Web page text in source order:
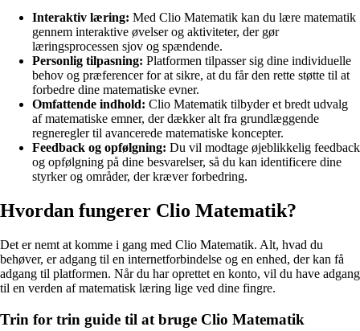
Interaktiv læring: Med Clio Matematik kan du lære matematik
gennem interaktive øvelser og aktiviteter, der gør
læringsprocessen sjov og spændende.
Personlig tilpasning: Platformen tilpasser sig dine individuelle
behov og præferencer for at sikre, at du får den rette støtte til at
forbedre dine matematiske evner.
Omfattende indhold: Clio Matematik tilbyder et bredt udvalg
af matematiske emner, der dækker alt fra grundlæggende
regneregler til avancerede matematiske koncepter.
Feedback og opfølgning: Du vil modtage øjeblikkelig feedback
og opfølgning på dine besvarelser, så du kan identificere dine
styrker og områder, der kræver forbedring.
Hvordan fungerer Clio Matematik?
Det er nemt at komme i gang med Clio Matematik. Alt, hvad du
behøver, er adgang til en internetforbindelse og en enhed, der kan få
adgang til platformen. Når du har oprettet en konto, vil du have adgang
til en verden af matematisk læring lige ved dine fingre.
Trin for trin guide til at bruge Clio Matematik